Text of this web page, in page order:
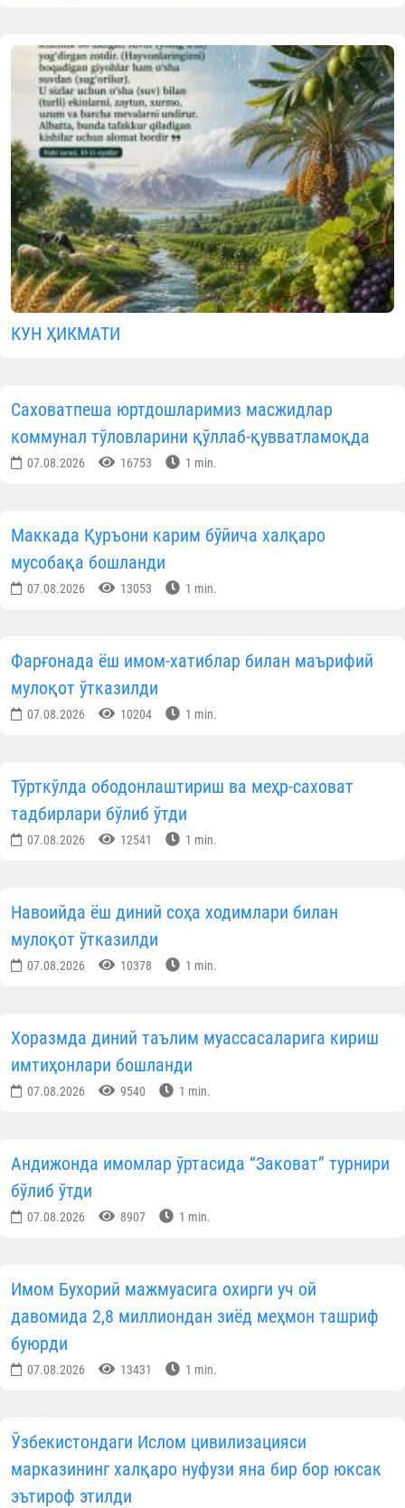
КУН ҲИКМАТИ
Саховатпеша юртдошларимиз масжидлар
коммунал тўловларини қўллаб-қувватламоқда
07.08.2026 16753 1 min.
Маккада Қуръони карим бўйича халқаро
мусобақа бошланди
07.08.2026 13053 1 min.
Фарғонада ёш имом-хатиблар билан маърифий
мулоқот ўтказилди
07.08.2026 10204 1 min.
Тўрткўлда ободонлаштириш ва меҳр-саховат
тадбирлари бўлиб ўтди
07.08.2026 12541 1 min.
Навоийда ёш диний соҳа ходимлари билан
мулоқот ўтказилди
07.08.2026 10378 1 min.
Хоразмда диний таълим муассасаларига кириш
имтиҳонлари бошланди
07.08.2026 9540 1 min.
Андижонда имомлар ўртасида “Заковат” турнири
бўлиб ўтди
07.08.2026 8907 1 min.
Имом Бухорий мажмуасига охирги уч ой
давомида 2,8 миллиондан зиёд меҳмон ташриф
буюрди
07.08.2026 13431 1 min.
Ўзбекистондаги Ислом цивилизацияси
марказининг халқаро нуфузи яна бир бор юксак
эътироф этилди